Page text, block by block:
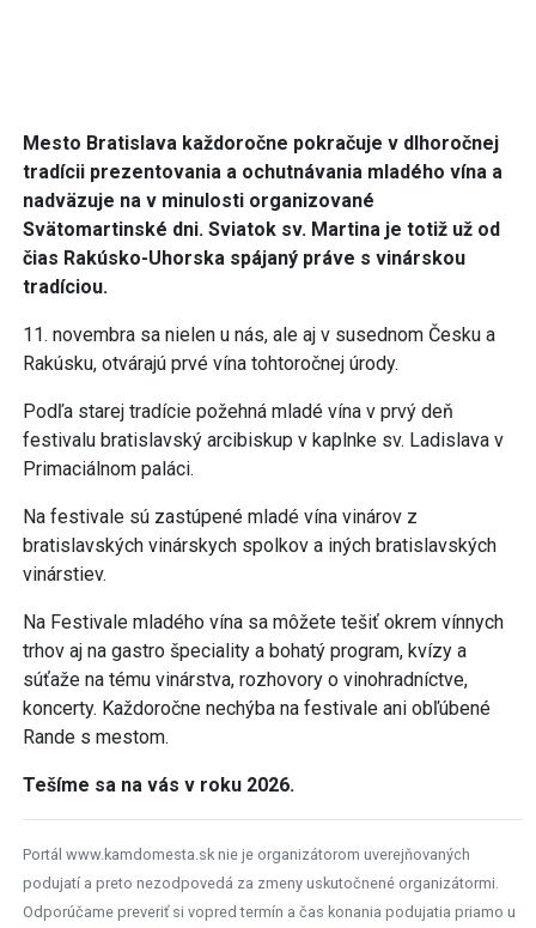
Mesto Bratislava každoročne pokračuje v dlhoročnej
tradícii prezentovania a ochutnávania mladého vína a
nadväzuje na v minulosti organizované
Svätomartinské dni. Sviatok sv. Martina je totiž už od
čias Rakúsko-Uhorska spájaný práve s vinárskou
tradíciou.
11. novembra sa nielen u nás, ale aj v susednom Česku a
Rakúsku, otvárajú prvé vína tohtoročnej úrody.
Podľa starej tradície požehná mladé vína v prvý deň
festivalu bratislavský arcibiskup v kaplnke sv. Ladislava v
Primaciálnom paláci.
Na festivale sú zastúpené mladé vína vinárov z
bratislavských vinárskych spolkov a iných bratislavských
vinárstiev.
Na Festivale mladého vína sa môžete tešiť okrem vínnych
trhov aj na gastro špeciality a bohatý program, kvízy a
súťaže na tému vinárstva, rozhovory o vinohradníctve,
koncerty. Každoročne nechýba na festivale ani obľúbené
Rande s mestom.
Tešíme sa na vás v roku 2026.
Portál www.kamdomesta.sk nie je organizátorom uverejňovaných
podujatí a preto nezodpovedá za zmeny uskutočnené organizátormi.
Odporúčame preveriť si vopred termín a čas konania podujatia priamo u